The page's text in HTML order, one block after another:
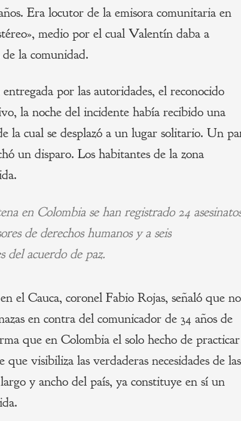
Era locutor de la emisora comunitaria en
medio por el cual Valentín daba a
de la comunidad.
por las autoridades, el reconocido
la noche del incidente había recibido una
la cual se desplazó a un lugar solitario. Un
un disparo. Los habitantes de la zona
en Colombia se han registrado 24
de derechos humanos y a seis
del acuerdo de paz.
el Cauca, coronel Fabio Rojas, señaló que no
en contra del comunicador de 34 años de
que en Colombia el solo hecho de practicar
visibiliza las verdaderas necesidades de las
y ancho del país, ya constituye en sí un